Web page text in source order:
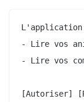
- Lire vos
- Lire vos